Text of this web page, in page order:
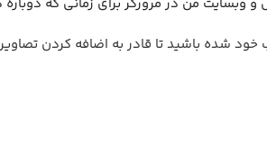
خود شده باشید تا قادر به اضافه کردن تصاویر